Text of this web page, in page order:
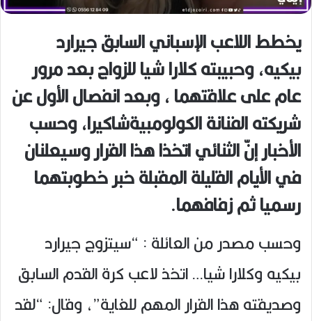
يخطط اللاعب الإسباني السابق جيرارد
بيكيه، وحبيبته كلارا شيا للزواج بعد مرور
عام على علاقتهما ، وبعد انفصال الأول عن
شريكته الفنانة الكولومبيةشاكيرا، وحسب
الأخبار إنّ الثنائي اتخذا هذا القرار وسيعلنان
في الأيام القليلة المقبلة خبر خطوبتهما
رسميا ثم زفافهما.
وحسب مصدر من العائلة : “سيتزوج جيرارد
بيكيه وكلارا شيا… اتخذ لاعب كرة القدم السابق
وصديقته هذا القرار المهم للغاية”، وقال: “لقد